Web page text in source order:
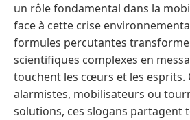
un rôle fondamental dans la
face à cette crise
formules percutantes
scientifiques complexes en
touchent les cœurs et les esprits.
alarmistes, mobilisateurs ou
solutions, ces slogans partagent